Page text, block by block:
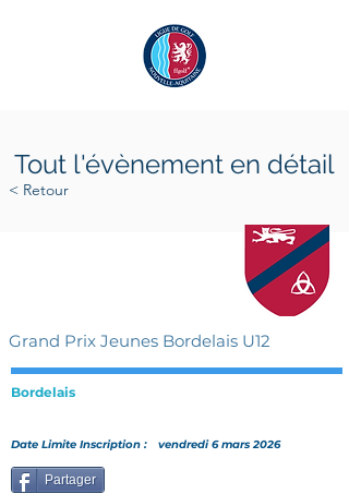
Tout l'évènement en détail
< Retour
Grand Prix Jeunes Bordelais U12
Bordelais
Date Limite Inscription : vendredi 6 mars 2026
Partager